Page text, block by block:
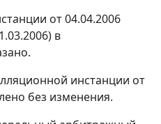
от 04.04.2006
в
инстанции от
без изменения.